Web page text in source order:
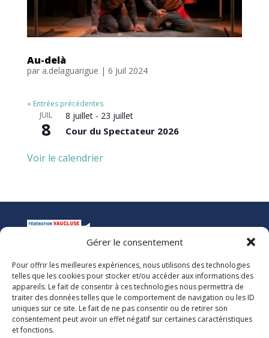
Gérer le consentement
Pour offrir les meilleures expériences, nous utilisons des technologies
telles que les cookies pour stocker et/ou accéder aux informations des
appareils. Le fait de consentir à ces technologies nous permettra de
traiter des données telles que le comportement de navigation ou les ID
uniques sur ce site. Le fait de ne pas consentir ou de retirer son
consentement peut avoir un effet négatif sur certaines caractéristiques
et fonctions.
Au-delà
par a.delaguarigue | 6 Juil 2024
« Entrées précédentes
JUIL
8
8 juillet- 23 juillet
Cour du Spectateur 2026
Voir le calendrier
La Ligue de l’Enseignement
Fédération des Œuvres Laïques de Vaucluse
Nous vous accueillons dans nos locaux du lundi au jeudi de 08h00 à 12h30
et de 13h30 à 17h00. Le standard téléphonique est ouvert le vendredi de
08h00 à 12h30 et de 13h30 à 16h00.